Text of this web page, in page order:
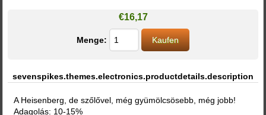
€16,17
Menge:
sevenspikes.themes.electronics.productdetails.description
A Heisenberg, de szőlővel, még gyümölcsösebb, még jobb!
Adagolás: 10-15%